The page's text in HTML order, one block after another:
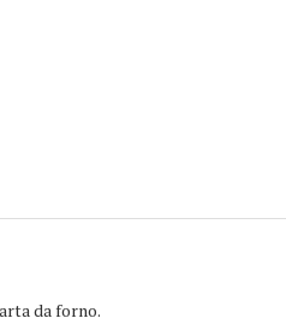
da forno.